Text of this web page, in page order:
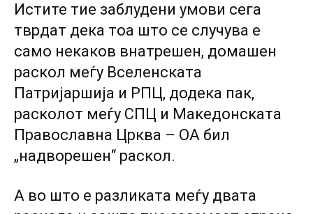
Истите тие заблудени умови сега
тврдат дека тоа што се случува е
само некаков внатрешен, домашен
раскол меѓу Вселенската
Патријаршија и РПЦ, додека пак,
расколот меѓу СПЦ и Македонската
Православна Црква – ОА бил
„надворешен“ раскол.
А во што е разликата меѓу двата